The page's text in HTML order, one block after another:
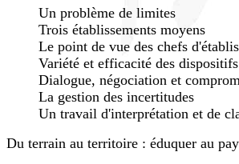
Un problème de limites
Trois établissements moyens
Le point de vue des chefs
Variété et efficacité des dispositifs
Dialogue, négociation et
La gestion des incertitudes
Un travail d'interprétation et de
Du terrain au territoire : éduquer au